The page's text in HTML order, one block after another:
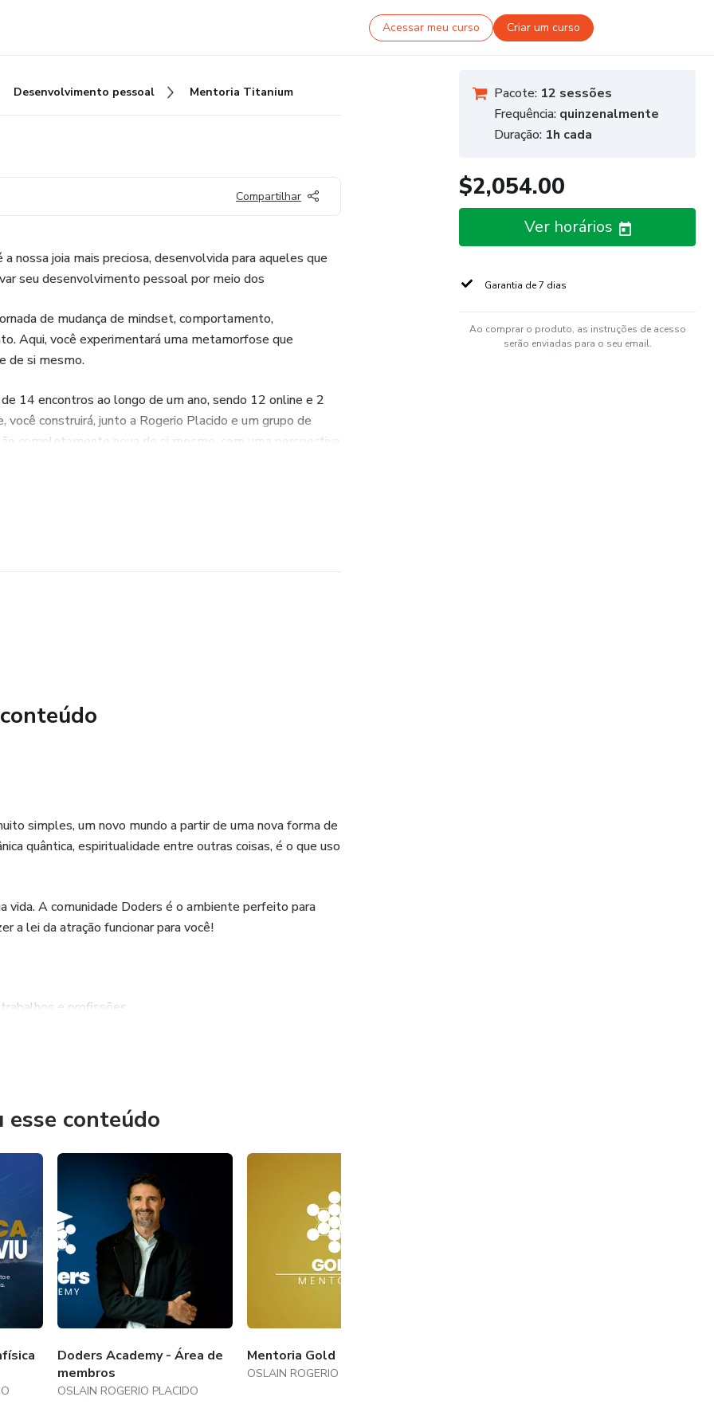
Acessar meu curso Criar um curso
Desenvolvimento pessoal Mentoria Titanium
Compartilhar
nossa joia mais preciosa, desenvolvida para aqueles que
seu desenvolvimento pessoal por meio dos
de mudança de mindset, comportamento,
Aqui, você experimentará uma metamorfose que
de si mesmo.
14 encontros ao longo de um ano, sendo 12 online e 2
construirá, junto a Rogerio Placido e um grupo de
completamente nova de si mesmo, com uma perspectiva
de pessoas que compartilham seus objetivos.
de Carreira
sua jornada transformadora agora mesmo!
simples, um novo mundo a partir de uma nova forma de
quântica, espiritualidade entre outras coisas, é o que uso
vida. A comunidade Doders é o ambiente perfeito para
a lei da atração funcionar para você!
e profissões
conteúdo
Doders Academy - Área de
membros
OSLAIN ROGERIO PLACIDO
Mentoria Gold
OSLAIN ROGERIO PLACIDO
Pacote: 12 sessões
Frequência: quinzenalmente
Duração: 1h cada
$2,054.00
Ver horários
Garantia de 7 dias
Ao comprar o produto, as instruções de acesso
serão enviadas para o seu email.